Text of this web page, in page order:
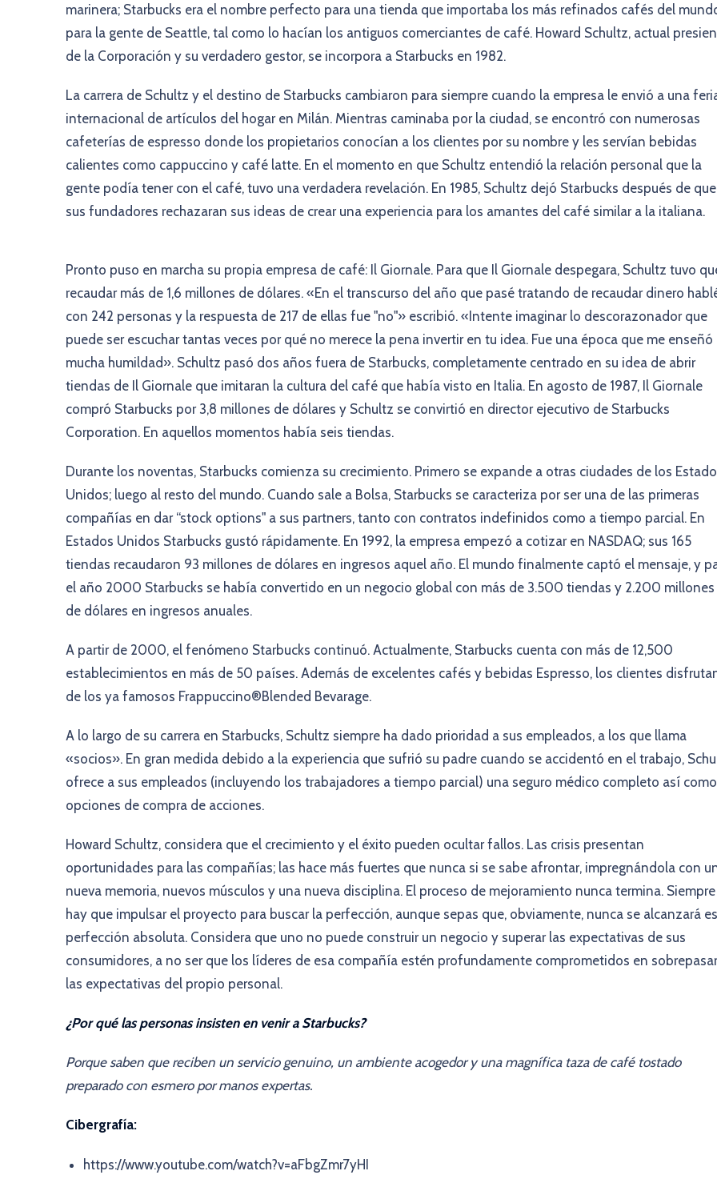
marinera; Starbucks era el nombre perfecto para una tienda que importaba los más refinados cafés del
para la gente de Seattle, tal como lo hacían los antiguos comerciantes de café. Howard Schultz, actual
de la Corporación y su verdadero gestor, se incorpora a Starbucks en 1982.
La carrera de Schultz y el destino de Starbucks cambiaron para siempre cuando la empresa le envió a una
internacional de artículos del hogar en Milán. Mientras caminaba por la ciudad, se encontró con numerosas
cafeterías de espresso donde los propietarios conocían a los clientes por su nombre y les servían bebidas
calientes como cappuccino y café latte. En el momento en que Schultz entendió la relación personal que la
gente podía tener con el café, tuvo una verdadera revelación. En 1985, Schultz dejó Starbucks después de que
sus fundadores rechazaran sus ideas de crear una experiencia para los amantes del café similar a la italiana.
Pronto puso en marcha su propia empresa de café: Il Giornale. Para que Il Giornale despegara, Schultz tuvo
recaudar más de 1,6 millones de dólares. «En el transcurso del año que pasé tratando de recaudar dinero
con 242 personas y la respuesta de 217 de ellas fue "no"» escribió. «Intente imaginar lo descorazonador que
puede ser escuchar tantas veces por qué no merece la pena invertir en tu idea. Fue una época que me enseñó
mucha humildad». Schultz pasó dos años fuera de Starbucks, completamente centrado en su idea de abrir
tiendas de Il Giornale que imitaran la cultura del café que había visto en Italia. En agosto de 1987, Il Giornale
compró Starbucks por 3,8 millones de dólares y Schultz se convirtió en director ejecutivo de Starbucks
Corporation. En aquellos momentos había seis tiendas.
Durante los noventas, Starbucks comienza su crecimiento. Primero se expande a otras ciudades de los
Unidos; luego al resto del mundo. Cuando sale a Bolsa, Starbucks se caracteriza por ser una de las primeras
compañías en dar “stock options" a sus partners, tanto con contratos indefinidos como a tiempo parcial. En
Estados Unidos Starbucks gustó rápidamente. En 1992, la empresa empezó a cotizar en NASDAQ; sus 165
tiendas recaudaron 93 millones de dólares en ingresos aquel año. El mundo finalmente captó el mensaje, y
el año 2000 Starbucks se había convertido en un negocio global con más de 3.500 tiendas y 2.200 millones
de dólares en ingresos anuales.
A partir de 2000, el fenómeno Starbucks continuó. Actualmente, Starbucks cuenta con más de 12,500
establecimientos en más de 50 países. Además de excelentes cafés y bebidas Espresso, los clientes
de los ya famosos Frappuccino®Blended Bevarage.
A lo largo de su carrera en Starbucks, Schultz siempre ha dado prioridad a sus empleados, a los que llama
«socios». En gran medida debido a la experiencia que sufrió su padre cuando se accidentó en el trabajo,
ofrece a sus empleados (incluyendo los trabajadores a tiempo parcial) una seguro médico completo así como
opciones de compra de acciones.
Howard Schultz, considera que el crecimiento y el éxito pueden ocultar fallos. Las crisis presentan
oportunidades para las compañías; las hace más fuertes que nunca si se sabe afrontar, impregnándola con
nueva memoria, nuevos músculos y una nueva disciplina. El proceso de mejoramiento nunca termina. Siempre
hay que impulsar el proyecto para buscar la perfección, aunque sepas que, obviamente, nunca se alcanzará
perfección absoluta. Considera que uno no puede construir un negocio y superar las expectativas de sus
consumidores, a no ser que los líderes de esa compañía estén profundamente comprometidos en sobrepasar
las expectativas del propio personal.
¿Por qué las personas insisten en venir a Starbucks?
Porque saben que reciben un servicio genuino, un ambiente acogedor y una magnífica taza de café tostado
preparado con esmero por manos expertas.
Cibergrafía:
https://www.youtube.com/watch?v=aFbgZmr7yHI